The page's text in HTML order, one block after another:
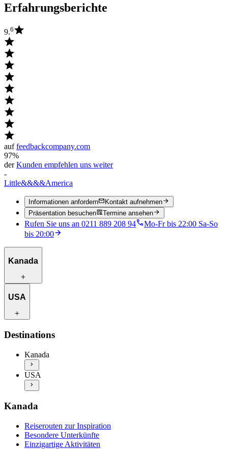
Erfahrungsberichte
9.6
auffeedbackcompany.com
97%
derKunden empfehlen uns weiter
-
Little&&&&America
Informationen anfordern
Kontakt aufnehmen
Präsentation besuchen
Termine ansehen
Rufen Sie uns an 0211 889 208 94
Mo-Fr bis 22:00 Sa-So
bis 20:00
Kanada
Reiserouten zur Inspiration
Kanada entdecken
Beste Reisezeit
Flüge und Zwischenstopps
Autofahren in Kanada
Praktische Informationen
Mehr Info & Inspiration
USA
Reiserouten zur Inspiration
Einzigartige Aktivitäten
USA entdecken
Beste Reisezeit
Flüge und Zwischenstopps
Praktische Informationen
Destinations
Kanada
USA
Kanada
Reiserouten zur Inspiration
Besondere Unterkünfte
Einzigartige Aktivitäten